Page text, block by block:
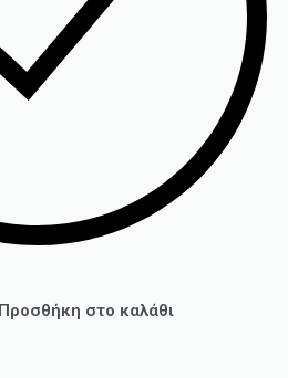
Προσθήκη στο καλάθι